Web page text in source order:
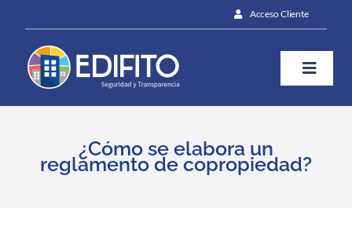
content
Acceso Cliente
Toggle
¿Cómo se elabora un
reglamento de copropiedad?